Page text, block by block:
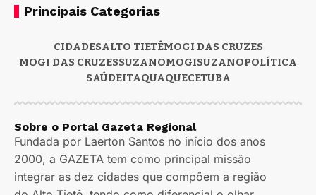
Principais Categorias
CIDADESALTO TIETÊMOGI DAS CRUZES
MOGI DAS CRUZESSUZANOMOGISUZANOPOLÍTICA
SAÚDEITAQUAQUECETUBA
Sobre o Portal Gazeta Regional
Fundada por Laerton Santos no início dos anos
2000, a GAZETA tem como principal missão
integrar as dez cidades que compõem a região